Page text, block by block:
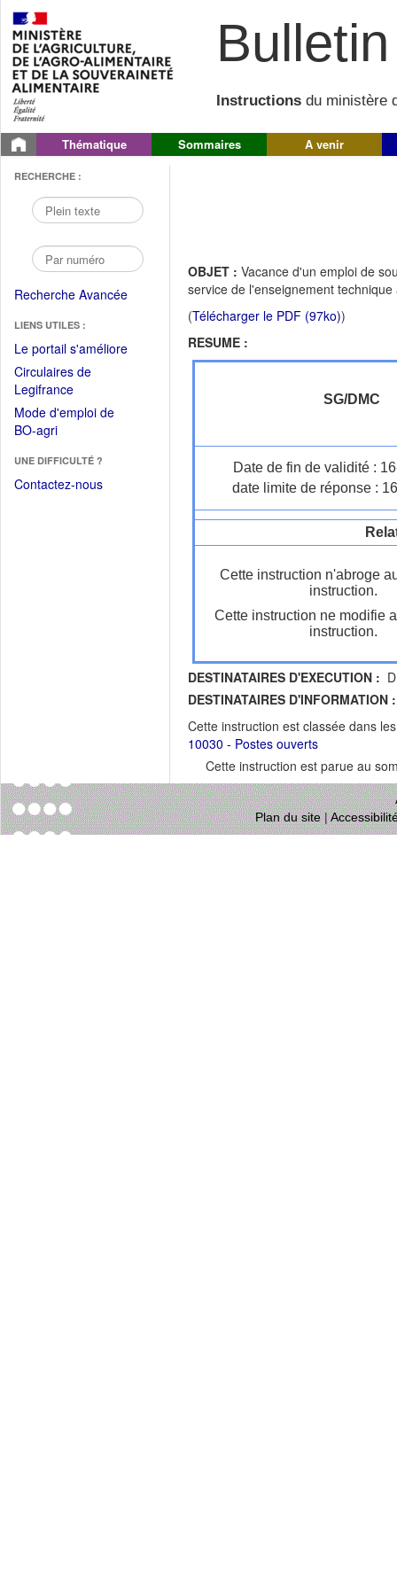
Instructions du ministère
Thématique Sommaires A venir
RECHERCHE :
Recherche Avancée
LIENS UTILES :
Le portail s'améliore(Fichier
Circulaires de
Legifrance(Ouvrir
dans
une
fenêtre)
Mode d'emploi de
BO-agri(Ouvrir
une
nouvelle
UNE DIFFICULTÉ ?
Contactez-nous
OBJET : Vacance d'un emploi de
service de l'enseignement technique
(Télécharger le PDF (97ko))
RESUME :
SG/DMC
Date de fin de validité :
date limite de réponse :
Cette instruction n'abroge
instruction.
Cette instruction ne modifie
instruction.
DESTINATAIRES D'EXECUTION :
DESTINATAIRES D'INFORMATION :
Cette instruction est classée dans
10030 - Postes ouverts
Cette instruction est parue au
Plan du site|